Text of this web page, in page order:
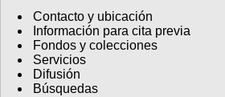
Contacto y ubicación
Información para cita previa
Fondos y colecciones
Servicios
Difusión
Búsquedas